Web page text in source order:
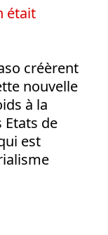
était
créèrent
nouvelle
à la
de
est